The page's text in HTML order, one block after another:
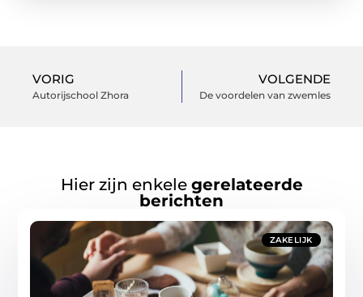
VORIG
Autorijschool Zhora
VOLGENDE
De voordelen van zwemles
Hier zijn enkele gerelateerde
berichten
ZAKELIJK